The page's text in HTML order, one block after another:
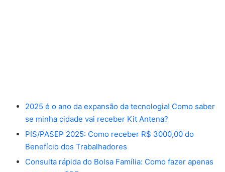
2025 é o ano da expansão da tecnologia! Como saber
se minha cidade vai receber Kit Antena?
PIS/PASEP 2025: Como receber R$ 3000,00 do
Benefício dos Trabalhadores
Consulta rápida do Bolsa Família: Como fazer apenas